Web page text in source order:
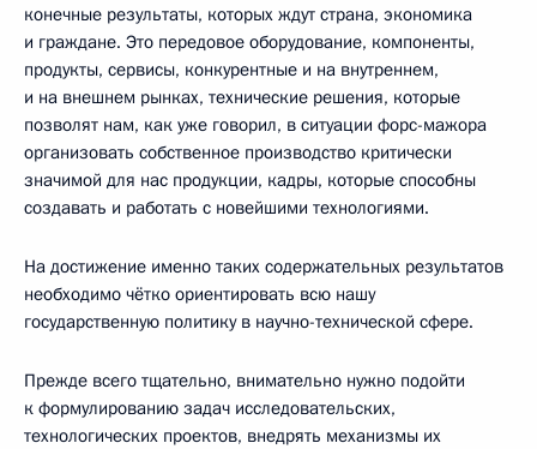
конечные результаты, которых ждут страна, экономика
и граждане. Это передовое оборудование, компоненты,
продукты, сервисы, конкурентные и на внутреннем,
и на внешнем рынках, технические решения, которые
позволят нам, как уже говорил, в ситуации форс-мажора
организовать собственное производство критически
значимой для нас продукции, кадры, которые способны
создавать и работать с новейшими технологиями.
На достижение именно таких содержательных результатов
необходимо чётко ориентировать всю нашу
государственную политику в научно-технической сфере.
Прежде всего тщательно, внимательно нужно подойти
к формулированию задач исследовательских,
технологических проектов, внедрять механизмы их